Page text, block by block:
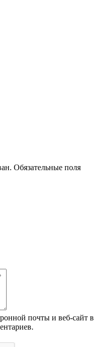
Обязательные поля
почты и веб-сайт в